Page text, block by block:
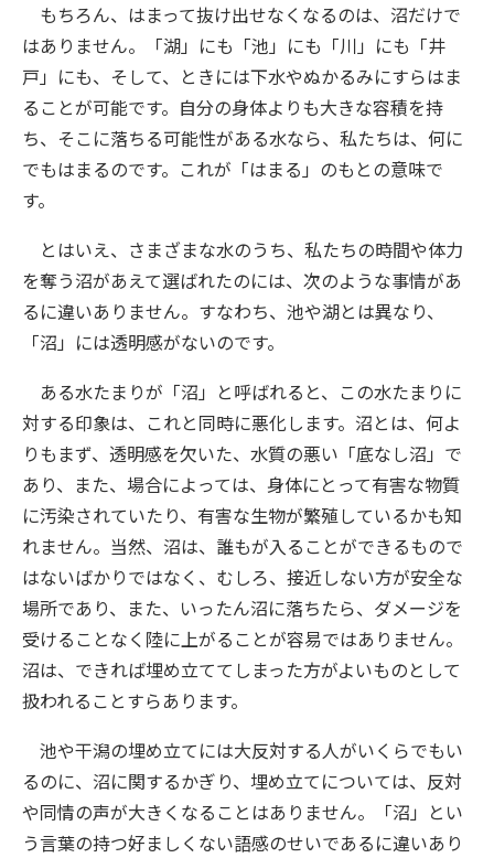
もちろん、はまって抜け出せなくなるのは、沼だけで
はありません。「湖」にも「池」にも「川」にも「井
戸」にも、そして、ときには下水やぬかるみにすらはま
ることが可能です。自分の身体よりも大きな容積を持
ち、そこに落ちる可能性がある水なら、私たちは、何に
でもはまるのです。これが「はまる」のもとの意味で
す。
とはいえ、さまざまな水のうち、私たちの時間や体力
を奪う沼があえて選ばれたのには、次のような事情があ
るに違いありません。すなわち、池や湖とは異なり、
「沼」には透明感がないのです。
ある水たまりが「沼」と呼ばれると、この水たまりに
対する印象は、これと同時に悪化します。沼とは、何よ
りもまず、透明感を欠いた、水質の悪い「底なし沼」で
あり、また、場合によっては、身体にとって有害な物質
に汚染されていたり、有害な生物が繁殖しているかも知
れません。当然、沼は、誰もが入ることができるもので
はないばかりではなく、むしろ、接近しない方が安全な
場所であり、また、いったん沼に落ちたら、ダメージを
受けることなく陸に上がることが容易ではありません。
沼は、できれば埋め立ててしまった方がよいものとして
扱われることすらあります。
池や干潟の埋め立てには大反対する人がいくらでもい
るのに、沼に関するかぎり、埋め立てについては、反対
や同情の声が大きくなることはありません。「沼」とい
う言葉の持つ好ましくない語感のせいであるに違いあり